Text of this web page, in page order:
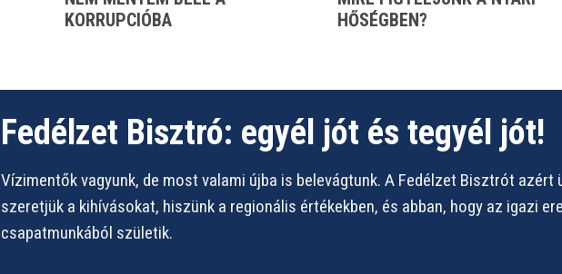
KORRUPCIÓBA
HŐSÉGBEN?
Fedélzet Bisztró: egyél jót és tegyél jót!
Vízimentők vagyunk, de most valami újba is belevágtunk. A Fedélzet Bisztrót azért
szeretjük a kihívásokat, hiszünk a regionális értékekben, és abban, hogy az igazi
csapatmunkából születik.